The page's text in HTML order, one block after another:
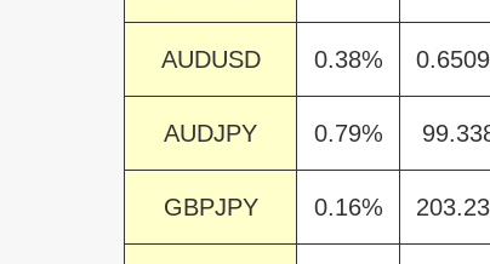
AUDUSD 0.38%
AUDJPY 0.79%
GBPJPY 0.16%